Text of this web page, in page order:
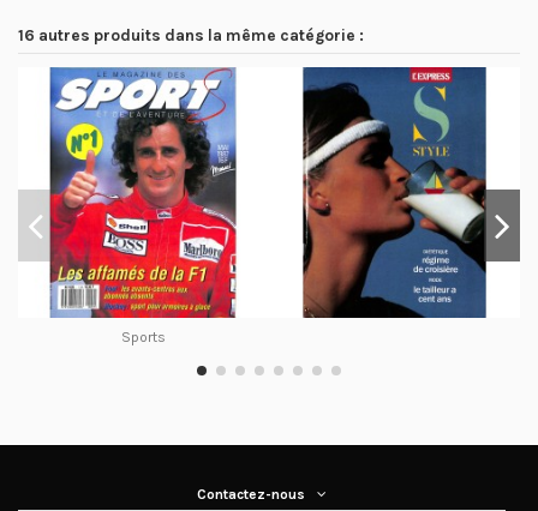
16 autres produits dans la même catégorie :
Sports
Contactez-nous